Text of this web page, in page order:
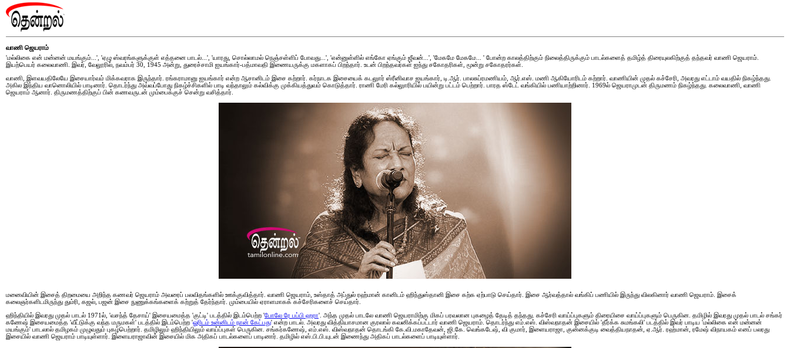
வாணி ஜெயராம்
'மல்லிகை என் மன்னன் மயங்கும்...', 'ஏழு ஸ்வரங்களுக்குள் எத்தனை பாடல்...', 'யாரது, சொல்லாமல் நெஞ்சள்ளிப் போவது...', 'என்னுள்ளில் எங்கோ ஏங்கும் ஜீவன்...', 'மேகமே மேகமே... ' போன்ற காலத்திற்கும் நிலைத்திருக்கும் பாடல்களைத் தமிழ்த் திரையுலகிற்குத் தந்தவர் வாணி ஜெயராம்.
இயற்பெயர் கலைவாணி. இவர், வேலூரில், நவம்பர் 30, 1945 அன்று, துரைச்சாமி ஐயங்கார்-பத்மாவதி இணையருக்கு மகளாகப் பிறந்தார். உடன் பிறந்தவர்கள் ஐந்து சகோதரிகள், மூன்று சகோதரர்கள்.
வாணி, இளவயதிலேயே இசையார்வம் மிக்கவராக இருந்தார். ரங்கராமானு ஐயங்கார் என்ற ஆசானிடம் இசை கற்றார். கர்நாடக இசையைக் கடலுார் ஸ்ரீனிவாச ஐயங்கார், டி.ஆர். பாலசுப்ரமணியம், ஆர்.எஸ். மணி ஆகியோரிடம் கற்றார். வாணியின் முதல் கச்சேரி, அவரது எட்டாம் வயதில் நிகழ்ந்தது.
அகில இந்திய வானொலியில் பாடினார். தொடர்ந்து அவ்வப்போது நிகழ்ச்சிகளில் பாடி வந்தாலும் கல்விக்கு முக்கியத்துவம் கொடுத்தார். ராணி மேரி கல்லுாரியில் பயின்று பட்டம் பெற்றார். பாரத ஸ்டேட் வங்கியில் பணியாற்றினார். 1969ல் ஜெயராமுடன் திருமணம் நிகழ்ந்தது. கலைவாணி, வாணி
ஜெயராம் ஆனார். திருமணத்திற்குப் பின் கணவருடன் மும்பைக்குச் சென்று வசித்தார்.
மனைவியின் இசைத் திறமையை அறிந்த கணவர் ஜெயராம் அவரைப் பலவிதங்களில் ஊக்குவித்தார். வாணி ஜெயராம், உஸ்தாத் அப்துல் ரஹ்மான் கானிடம் ஹிந்துஸ்தானி இசை கற்க ஏற்பாடு செய்தார். இசை ஆர்வத்தால் வங்கிப் பணியில் இருந்து விலகினார் வாணி ஜெயராம். இசைக்
கலைஞர்களிடமிருந்து தும்ரி, கஜல், பஜன் இசை நுணுக்கங்களைக் கற்றுத் தேர்ந்தார். மும்பையில் ஏராளமாகக் கச்சேரிகளைச் செய்தார்.
ஹிந்தியில் இவரது முதல் பாடல் 1971ல், 'வசந்த் தேசாய்' இசையமைத்த 'குட்டி' படத்தில் இடம்பெற்ற 'போலே ரே பப்பி ஹரா'. அந்த முதல் பாடலே வாணி ஜெயராமிற்கு மிகப் பரவலான புகழைத் தேடித் தந்தது. கச்சேரி வாய்ப்புகளும் திரையிசை வாய்ப்புகளும் பெருகின. தமிழில் இவரது முதல் பாடல் சங்கர்
கணேஷ் இசையமைத்த 'வீட்டுக்கு வந்த மருமகள்' படத்தில் இடம்பெற்ற 'ஓரிடம் உன்னிடம் நான் கேட்பது' என்ற பாடல். அவரது வித்தியாசமான குரலால் கவனிக்கப்பட்டார் வாணி ஜெயராம். தொடர்ந்து எம்.எஸ். விஸ்வநாதன் இசையில் 'தீர்க்க சுமங்கலி' படத்தில் இவர் பாடிய 'மல்லிகை என் மன்னன்
மயங்கும்' பாடலால் தமிழகம் முழுவதும் புகழ்பெற்றார். தமிழிலும் ஹிந்தியிலும் வாய்ப்புகள் பெருகின. சங்கர்கணேஷ், எம்.எஸ். விஸ்வநாதன் தொடங்கி கே.வி.மகாதேவன், ஜி.கே. வெங்கடேஷ், வி குமார், இளையராஜா, குன்னக்குடி வைத்தியநாதன், ஏ.ஆர். ரஹ்மான், ரமேஷ் விநாயகம் எனப் பலரது
இசையில் வாணி ஜெயராம் பாடியுள்ளார். இளையராஜாவின் இசையில் மிக அதிகப் பாடல்களைப் பாடினார். தமிழில் எஸ்.பி.பி.யுடன் இணைந்து அதிகப் பாடல்களைப் பாடியுள்ளார்.